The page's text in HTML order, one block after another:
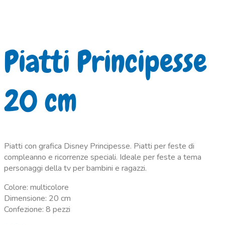
Piatti Principesse
20 cm
Piatti con grafica Disney Principesse. Piatti per feste di
compleanno e ricorrenze speciali. Ideale per feste a tema
personaggi della tv per bambini e ragazzi.
Colore: multicolore
Dimensione: 20 cm
Confezione: 8 pezzi